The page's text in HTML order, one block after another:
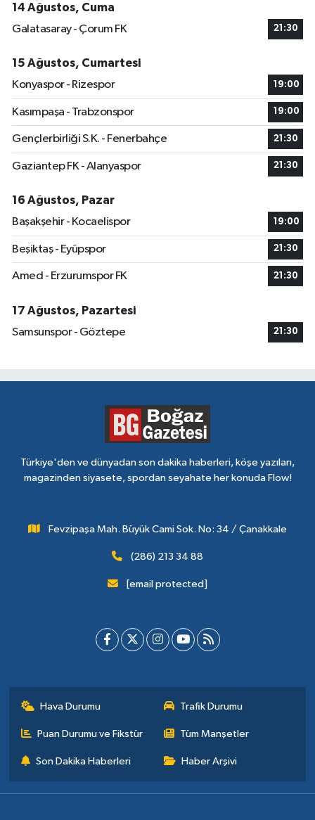
14 Ağustos, Cuma
Galatasaray - Çorum FK
21:30
15 Ağustos, Cumartesi
Konyaspor - Rizespor
19:00
Kasımpaşa - Trabzonspor 19:00
Gençlerbirliği S.K. - Fenerbahçe 21:30
Gaziantep FK - Alanyaspor 21:30
16 Ağustos, Pazar
Başakşehir - Kocaelispor
19:00
Beşiktaş - Eyüpspor 21:30
Amed - Erzurumspor FK 21:30
17 Ağustos, Pazartesi
Samsunspor - Göztepe
21:30
Türkiye'den ve dünyadan son dakika haberleri, köşe yazıları,
magazinden siyasete, spordan seyahate her konuda Flow!
Fevzipaşa Mah. Büyük Cami Sok. No: 34 / Çanakkale
(286) 213 34 88
[email protected]
Hava Durumu Trafik Durumu
Puan Durumu ve Fikstür Tüm Manşetler
Son Dakika Haberleri Haber Arşivi